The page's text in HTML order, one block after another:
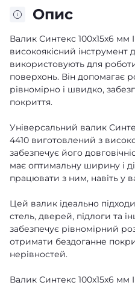
Опис
Валик Синтекс 100x15x6 мм
високоякісний інструмент
використовують для
поверхонь. Він допомагає
рівномірно і швидко,
покриття.
Універсальний валик
4410 виготовлений з
забезпечує його
має оптимальну ширину і
працювати з ним, навіть у
Цей валик ідеально
стель, дверей, підлоги та
забезпечує рівномірний
отримати бездоганне
нерівностей.
Валик Синтекс 100x15x6 мм